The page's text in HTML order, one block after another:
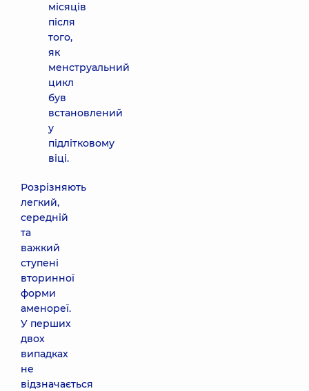
місяців
після
того,
як
менструальний
цикл
був
встановлений
у
підлітковому
віці.
Розрізняють
легкий,
середній
та
важкий
ступені
вторинної
форми
аменореї.
У перших
двох
випадках
не
відзначається